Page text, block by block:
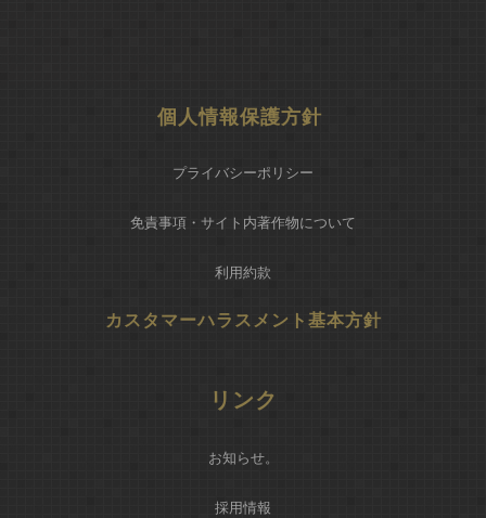
個人情報保護方針
プライバシーポリシー
免責事項・サイト内著作物について
利用約款
カスタマーハラスメント基本方針
リンク
お知らせ。
採用情報